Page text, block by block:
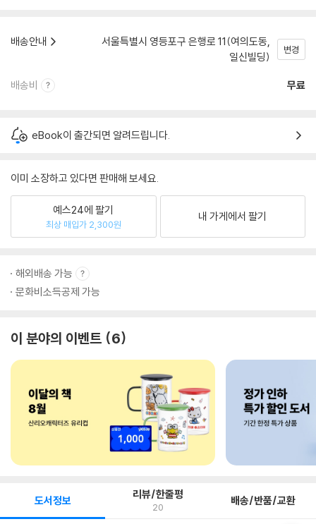
배송안내
서울특별시 영등포구 은행로 11(여의도동,
일신빌딩)
변경
배송비 무료
eBook이 출간되면 알려드립니다.
이미 소장하고 있다면 판매해 보세요.
예스24에 팔기
최상 매입가 2,300원
내 가게에서 팔기
해외배송 가능
문화비소득공제 가능
이 분야의 이벤트 6
도서정보 리뷰/한줄평
20 배송/반품/교환